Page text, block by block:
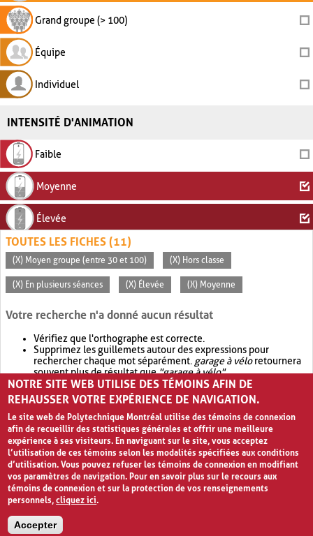
Grand groupe (> 100)
Équipe
Individuel
INTENSITÉ D'ANIMATION
Faible
Moyenne
Élevée
TOUTES LES FICHES (11)
(X) Moyen groupe (entre 30 et 100) (X) Hors classe
(X) En plusieurs séances (X) Élevée (X) Moyenne
Votre recherche n'a donné aucun résultat
Vérifiez que l'orthographe est correcte.
Supprimez les guillemets autour des expressions pour
rechercher chaque mot séparément. garage à véloretournera
souvent plus de résultat que"garage à vélo".
Envisagez d'élargir votre recherche avec OR.garage OR vélo
retournera souvent plus de résultat quegarage à vélo
NOTRE SITE WEB UTILISE DES TÉMOINS AFIN DE
REHAUSSER VOTRE EXPÉRIENCE DE NAVIGATION.
Le site web de Polytechnique Montréal utilise des témoins de connexion
afin de recueillir des statistiques générales et offrir une meilleure
expérience à ses visiteurs. En naviguant sur le site, vous acceptez
l’utilisation de ces témoins selon les modalités spécifiées aux conditions
d’utilisation. Vous pouvez refuser les témoins de connexion en modifiant
vos paramètres de navigation. Pour en savoir plus sur le recours aux
témoins de connexion et sur la protection de vos renseignements
personnels,cliquez ici.
Accepter